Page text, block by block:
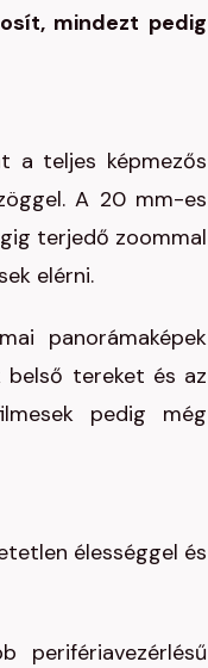
mindezt pedig
a teljes képmezős
A 20 mm-es
terjedő zoommal
elérni.
panorámaképek
tereket és az
pedig még
élességgel és
perifériavezérlésű